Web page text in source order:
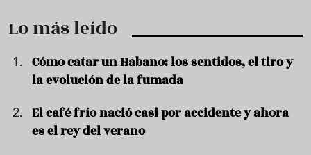
Lo más leído
Cómo catar un Habano: los sentidos, el tiro y
la evolución de la fumada
El café frío nació casi por accidente y ahora
es el rey del verano